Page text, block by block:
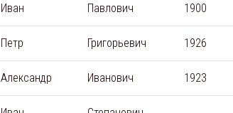
Иван Павлович 1900
Петр Григорьевич 1926
Александр Иванович 1923